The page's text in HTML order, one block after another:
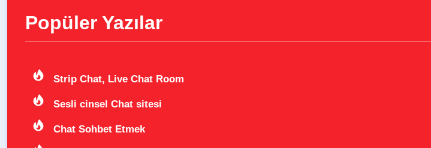
Popüler Yazılar
Strip Chat, Live Chat Room
Sesli cinsel Chat sitesi
Chat Sohbet Etmek